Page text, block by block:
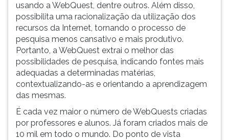
usando a WebQuest, dentre outros. Além disso,
possibilita uma racionalização da utilização dos
recursos da Internet, tornando o processo de
pesquisa menos cansativo e mais produtivo.
Portanto, a WebQuest extrai o melhor das
possibilidades de pesquisa, indicando fontes mais
adequadas a determinadas matérias,
contextualizando-as e orientando a aprendizagem
das mesmas.
É cada vez maior o número de WebQuests criadas
por professores e alunos. Já foram criados mais de
10 mil em todo o mundo. Do ponto de vista